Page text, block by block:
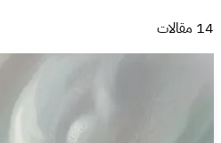
14 مقالات